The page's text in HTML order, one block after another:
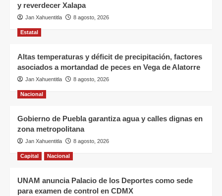
y reverdecer Xalapa
Jan Xahuentitla 8 agosto, 2026
Estatal
Altas temperaturas y déficit de precipitación, factores
asociados a mortandad de peces en Vega de Alatorre
Jan Xahuentitla 8 agosto, 2026
Nacional
Gobierno de Puebla garantiza agua y calles dignas en
zona metropolitana
Jan Xahuentitla 8 agosto, 2026
Capital Nacional
UNAM anuncia Palacio de los Deportes como sede
para examen de control en CDMX